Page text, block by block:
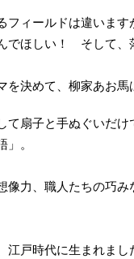
フィールドは違いま
でほしい！ そして、
を決めて、柳家あお
て扇子と手ぬぐいだ
」。
像力、職人たちの巧
江戸時代に生まれま